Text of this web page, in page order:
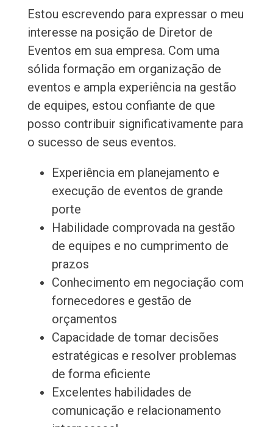
Estou escrevendo para expressar o meu
interesse na posição de Diretor de
Eventos em sua empresa. Com uma
sólida formação em organização de
eventos e ampla experiência na gestão
de equipes, estou confiante de que
posso contribuir significativamente para
o sucesso de seus eventos.
Experiência em planejamento e
execução de eventos de grande
porte
Habilidade comprovada na gestão
de equipes e no cumprimento de
prazos
Conhecimento em negociação com
fornecedores e gestão de
orçamentos
Capacidade de tomar decisões
estratégicas e resolver problemas
de forma eficiente
Excelentes habilidades de
comunicação e relacionamento